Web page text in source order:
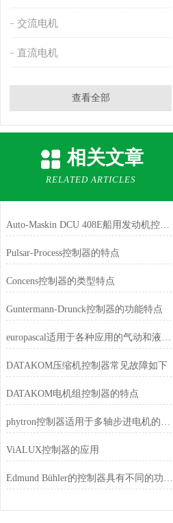
交流电机
直流电机
查看全部
相关文章
RELATED ARTICLES
Auto‑Maskin DCU 408E船用发动机控制器工作原理与核心优势解析
Pulsar-Process控制器的特点
Concens控制器的类型特点
Guntermann-Drunck控制器的功能特点
europascal适用于各种应用的气动和液压压力控制器
DATAKOM压缩机控制器常见故障如下
DATAKOM电机组控制器的特点
phytron控制器适用于多轴步进电机的应用
ViALUX控制器的应用
Edmund Bühler的控制器具有不同的功能和特点